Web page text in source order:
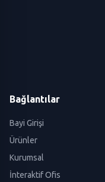
Bağlantılar
Bayi Girişi
Ürünler
Kurumsal
İnteraktif Ofis